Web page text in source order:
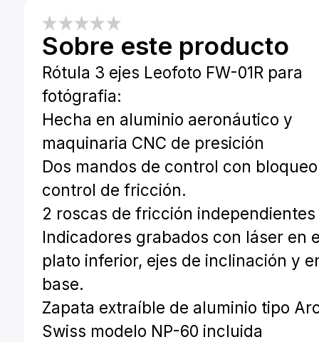
Sobre este producto
Rótula 3 ejes Leofoto FW-01R para
fotógrafia:
Hecha en aluminio aeronáutico y
maquinaria CNC de presición
Dos mandos de control con
control de fricción.
2 roscas de fricción independientes
Indicadores grabados con láser en
plato inferior, ejes de inclinación y
base.
Zapata extraíble de aluminio tipo
Swiss modelo NP-60 incluida